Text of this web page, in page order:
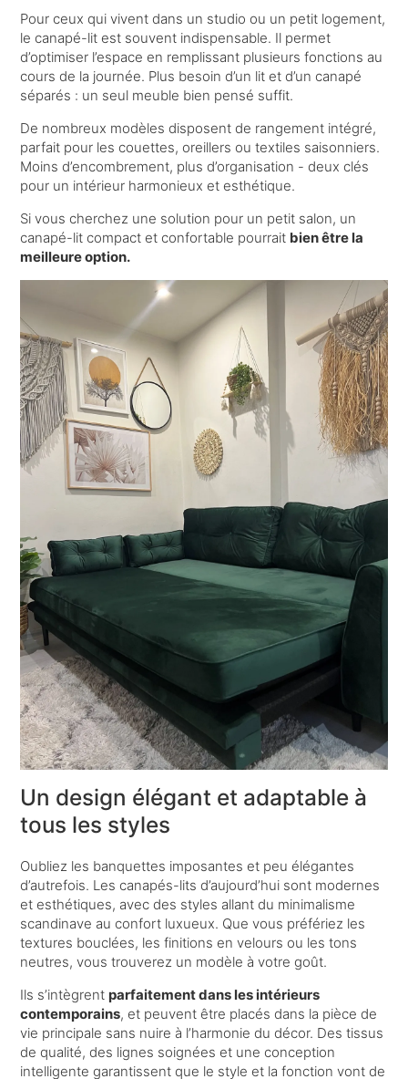
Pour ceux qui vivent dans un studio ou un petit logement,
le canapé-lit est souvent indispensable. Il permet
d’optimiser l’espace en remplissant plusieurs fonctions au
cours de la journée. Plus besoin d’un lit et d’un canapé
séparés : un seul meuble bien pensé suffit.
De nombreux modèles disposent de rangement intégré,
parfait pour les couettes, oreillers ou textiles saisonniers.
Moins d’encombrement, plus d’organisation - deux clés
pour un intérieur harmonieux et esthétique.
Si vous cherchez une solution pour un petit salon, un
canapé-lit compact et confortable pourrait bien être la
meilleure option.
Un design élégant et adaptable à
tous les styles
Oubliez les banquettes imposantes et peu élégantes
d’autrefois. Les canapés-lits d’aujourd’hui sont modernes
et esthétiques, avec des styles allant du minimalisme
scandinave au confort luxueux. Que vous préfériez les
textures bouclées, les finitions en velours ou les tons
neutres, vous trouverez un modèle à votre goût.
Ils s’intègrent parfaitement dans les intérieurs
contemporains, et peuvent être placés dans la pièce de
vie principale sans nuire à l’harmonie du décor. Des tissus
de qualité, des lignes soignées et une conception
intelligente garantissent que le style et la fonction vont de